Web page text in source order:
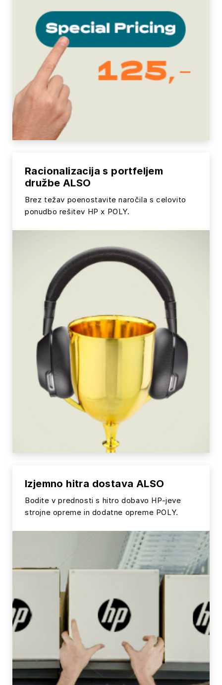
Racionalizacija s portfeljem
družbe ALSO
Brez težav poenostavite naročila s celovito
ponudbo rešitev HP x POLY.
Izjemno hitra dostava ALSO
Bodite v prednosti s hitro dobavo HP-jeve
strojne opreme in dodatne opreme POLY.